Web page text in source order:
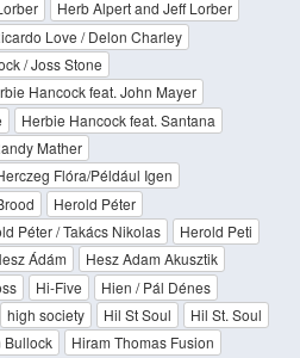
Herb Alpert and Jeff Lorber
Love / Delon Charley
/ Joss Stone
Hancock feat. John Mayer
Herbie Hancock feat. Santana
Mather
Flóra/Például Igen
Herold Péter
Péter / Takács Nikolas
Herold Peti
Ádám
Hesz Adam Akusztik
Hi-Five
Hien / Pál Dénes
high society Hil St Soul
Hil St. Soul
Bullock
Hiram Thomas Fusion